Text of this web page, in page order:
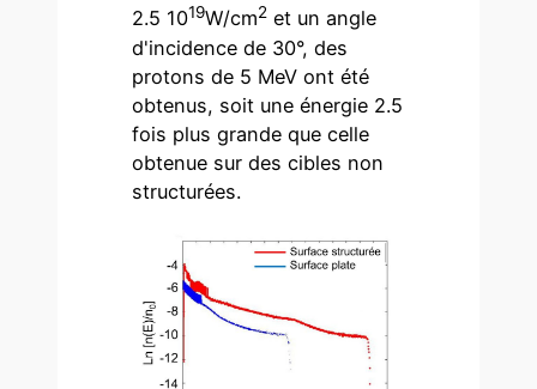
2.5 1019W/cm2 et un angle
d'incidence de 30°, des
protons de 5 MeV ont été
obtenus, soit une énergie 2.5
fois plus grande que celle
obtenue sur des cibles non
structurées.